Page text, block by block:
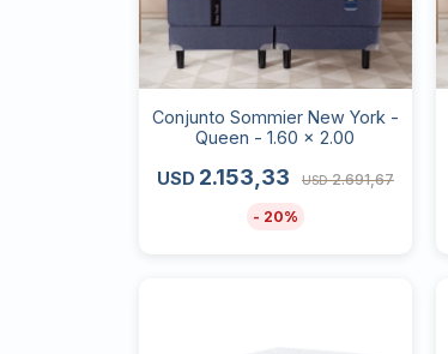
Conjunto Sommier New York -
Queen - 1.60 x 2.00
USD 2.153,33 USD 2.691,67
20